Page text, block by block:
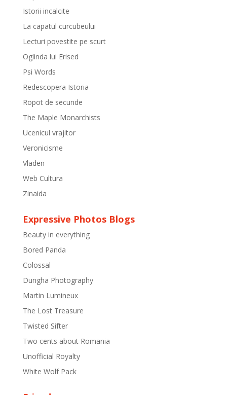
Istorii incalcite
La capatul curcubeului
Lecturi povestite pe scurt
Oglinda lui Erised
Psi Words
Redescopera Istoria
Ropot de secunde
The Maple Monarchists
Ucenicul vrajitor
Veronicisme
Vladen
Web Cultura
Zinaida
Expressive Photos Blogs
Beauty in everything
Bored Panda
Colossal
Dungha Photography
Martin Lumineux
The Lost Treasure
Twisted Sifter
Two cents about Romania
Unofficial Royalty
White Wolf Pack